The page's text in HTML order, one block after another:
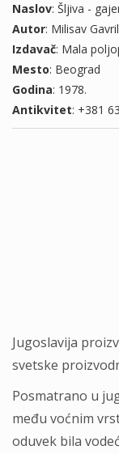
Naslov: Šljiva -
Autor: Milisav
Izdavač: Mala
Mesto: Beograd
Godina: 1978.
Antikvitet: +381
Jugoslavija
svetske
Posmatrano u
među voćnim
oduvek bila